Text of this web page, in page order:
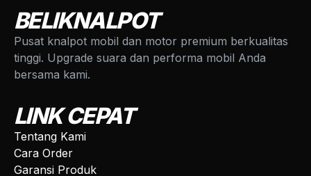
BELIKNALPOT
Pusat knalpot mobil dan motor premium berkualitas
tinggi. Upgrade suara dan performa mobil Anda
bersama kami.
LINK CEPAT
Tentang Kami
Cara Order
Garansi Produk